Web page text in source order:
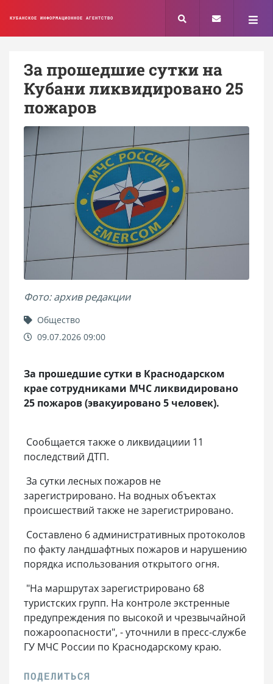
КУБАНСКОЕ ИНФОРМАЦИОННОЕ АГЕНТСТВО
За прошедшие сутки на
Кубани ликвидировано 25
пожаров
Фото: архив редакции
Общество
09.07.2026 09:00
За прошедшие сутки в Краснодарском
крае сотрудниками МЧС ликвидировано
25 пожаров (эвакуировано 5 человек).
Сообщается также о ликвидациии 11
последствий ДТП.
За сутки лесных пожаров не
зарегистрировано. На водных объектах
происшествий также не зарегистрировано.
Составлено 6 административных протоколов
по факту ландшафтных пожаров и нарушению
порядка использования открытого огня.
"На маршрутах зарегистрировано 68
туристских групп. На контроле экстренные
предупреждения по высокой и чрезвычайной
пожароопасности", - уточнили в пресс-службе
ГУ МЧС России по Краснодарскому краю.